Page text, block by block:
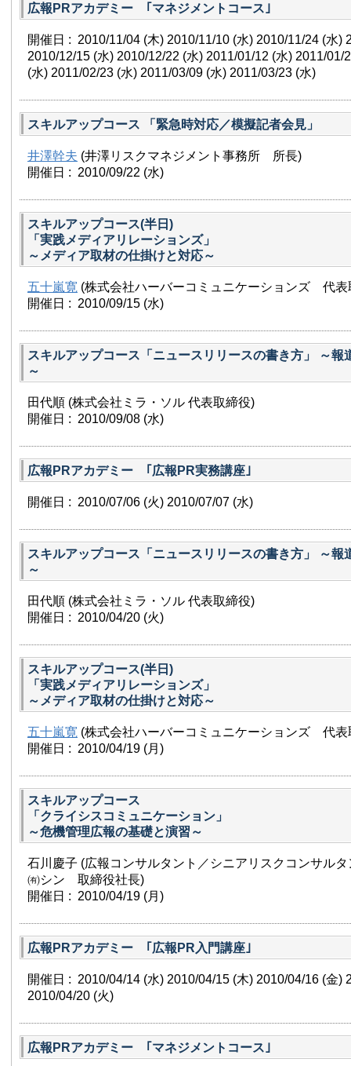
広報PRアカデミー ｢マネジメントコース｣
開催日 : 2010/11/04 (木) 2010/11/10 (水) 2010/11/24 (水)
2010/12/15 (水) 2010/12/22 (水) 2011/01/12 (水) 2011/01/
(水) 2011/02/23 (水) 2011/03/09 (水) 2011/03/23 (水)
スキルアップコース 「緊急時対応／模擬記者会見」
井澤幹夫 (井澤リスクマネジメント事務所 所長)
開催日 : 2010/09/22 (水)
スキルアップコース(半日)
「実践メディアリレーションズ」
～メディア取材の仕掛けと対応～
五十嵐寛 (株式会社ハーバーコミュニケーションズ 代表
開催日 : 2010/09/15 (水)
スキルアップコース「ニュースリリースの書き方」 ～報
～
田代順 (株式会社ミラ・ソル 代表取締役)
開催日 : 2010/09/08 (水)
広報PRアカデミー ｢広報PR実務講座｣
開催日 : 2010/07/06 (火) 2010/07/07 (水)
スキルアップコース「ニュースリリースの書き方」 ～報
～
田代順 (株式会社ミラ・ソル 代表取締役)
開催日 : 2010/04/20 (火)
スキルアップコース(半日)
「実践メディアリレーションズ」
～メディア取材の仕掛けと対応～
五十嵐寛 (株式会社ハーバーコミュニケーションズ 代表
開催日 : 2010/04/19 (月)
スキルアップコース
「クライシスコミュニケーション」
～危機管理広報の基礎と演習～
石川慶子 (広報コンサルタント／シニアリスクコンサルタ
㈲シン 取締役社長)
開催日 : 2010/04/19 (月)
広報PRアカデミー ｢広報PR入門講座｣
開催日 : 2010/04/14 (水) 2010/04/15 (木) 2010/04/16 (金)
2010/04/20 (火)
広報PRアカデミー ｢マネジメントコース｣